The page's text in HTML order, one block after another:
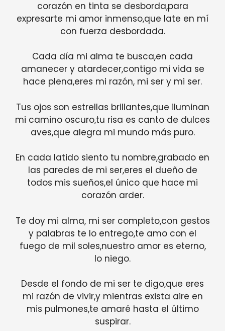
corazón en tinta se desborda,para
expresarte mi amor inmenso,que late en mí
con fuerza desbordada.
Cada día mi alma te busca,en cada
amanecer y atardecer,contigo mi vida se
hace plena,eres mi razón, mi ser y mi ser.
Tus ojos son estrellas brillantes,que iluminan
mi camino oscuro,tu risa es canto de dulces
aves,que alegra mi mundo más puro.
En cada latido siento tu nombre,grabado en
las paredes de mi ser,eres el dueño de
todos mis sueños,el único que hace mi
corazón arder.
Te doy mi alma, mi ser completo,con gestos
y palabras te lo entrego,te amo con el
fuego de mil soles,nuestro amor es eterno,
lo niego.
Desde el fondo de mi ser te digo,que eres
mi razón de vivir,y mientras exista aire en
mis pulmones,te amaré hasta el último
suspirar.